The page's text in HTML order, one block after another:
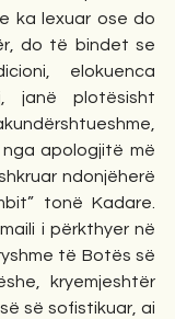
ka lexuar ose do
do të bindet se
elokuenca
janë plotësisht
apologjitë më
ndonjëherë
tonë Kadare.
i përkthyer në
të Botës së
kryemjeshtër
së sofistikuar, ai